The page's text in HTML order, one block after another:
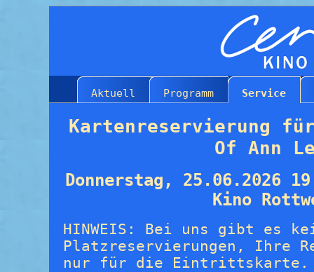
Aktuell Programm Service
Kartenreservierung
Of Ann
Donnerstag, 25.06.2026
Kino
HINWEIS: Bei uns gibt es
Platzreservierungen, Ihre
nur für die Eintrittskarte.